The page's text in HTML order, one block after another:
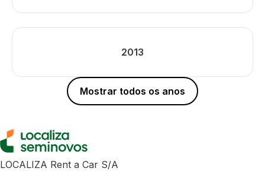
2013
Mostrar todos os anos
LOCALIZA Rent a Car S/A